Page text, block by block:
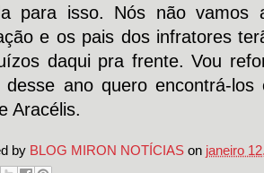
para isso. Nós não vamos
e os pais dos infratores
daqui pra frente. Vou
desse ano quero encontrá-los
Aracélis.
by BLOG MIRON NOTÍCIAS on janeiro